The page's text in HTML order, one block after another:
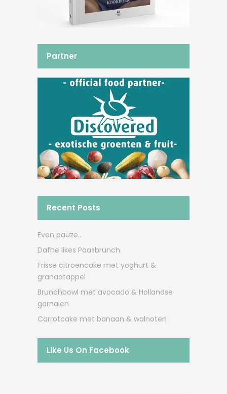
Partner
Recent Posts
Even pauze..
Dafne likes Paasbrunch
Frisse citroencake met yoghurt &
granaatappel
Brunchbowl met avocado & Hollandse
garnalen
Carrotcake met banaan & walnoten
Like Us On Facebook